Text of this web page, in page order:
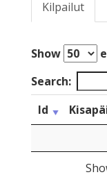
Kilpailut
Show
Search:
Id